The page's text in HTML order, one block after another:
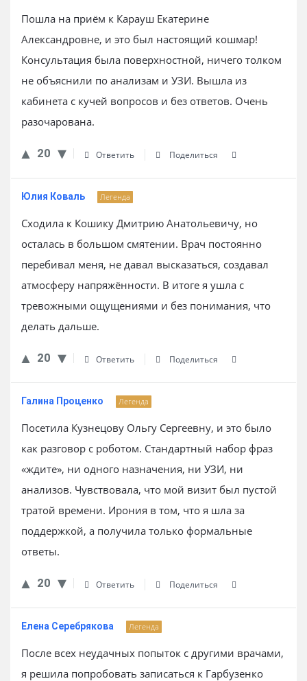
Пошла на приём к Карауш Екатерине
Александровне, и это был настоящий кошмар!
Консультация была поверхностной, ничего толком
не объяснили по анализам и УЗИ. Вышла из
кабинета с кучей вопросов и без ответов. Очень
разочарована.
20 Ответить Поделиться
Юлия Коваль Легенда
Сходила к Кошику Дмитрию Анатольевичу, но
осталась в большом смятении. Врач постоянно
перебивал меня, не давал высказаться, создавал
атмосферу напряжённости. В итоге я ушла с
тревожными ощущениями и без понимания, что
делать дальше.
20 Ответить Поделиться
Галина Проценко Легенда
Посетила Кузнецову Ольгу Сергеевну, и это было
как разговор с роботом. Стандартный набор фраз
«ждите», ни одного назначения, ни УЗИ, ни
анализов. Чувствовала, что мой визит был пустой
тратой времени. Ирония в том, что я шла за
поддержкой, а получила только формальные
ответы.
20 Ответить Поделиться
Елена Серебрякова Легенда
После всех неудачных попыток с другими врачами,
я решила попробовать записаться к Гарбузенко